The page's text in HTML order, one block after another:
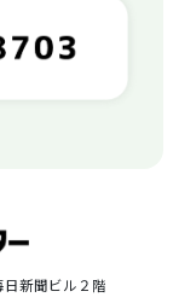
日新聞ビル２階